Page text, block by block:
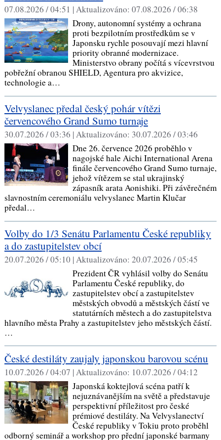
07.08.2026 / 04:51 |Aktualizováno: 07.08.2026 / 06:38
Drony, autonomní systémy a ochrana
proti bezpilotním prostředkům se v
Japonsku rychle posouvají mezi hlavní
priority obranné modernizace.
Ministerstvo obrany počítá s vícevrstvou
pobřežní obranou SHIELD, Agentura pro akvizice,
technologie a…
Velvyslanec předal český pohár vítězi
červencového Grand Sumo turnaje
30.07.2026 / 03:36 |Aktualizováno: 30.07.2026 / 03:46
Dne 26. července 2026 proběhlo v
nagojské hale Aichi International Arena
finále červencového Grand Sumo turnaje,
jehož vítězem se stal ukrajinský
zápasník arata Aonishiki. Při závěrečném
slavnostním ceremoniálu velvyslanec Martin Klučar
předal…
Volby do 1/3 Senátu Parlamentu České republiky
a do zastupitelstev obcí
20.07.2026 / 05:10 |Aktualizováno: 20.07.2026 / 05:45
Prezident ČR vyhlásil volby do Senátu
Parlamentu České republiky, do
zastupitelstev obcí a zastupitelstev
městských obvodů a městských částí ve
statutárních městech a do zastupitelstva
hlavního města Prahy a zastupitelstev jeho městských částí.
…
České destiláty zaujaly japonskou barovou scénu
10.07.2026 / 04:07 |Aktualizováno: 10.07.2026 / 04:12
Japonská koktejlová scéna patří k
nejuznávanějším na světě a představuje
perspektivní příležitost pro české
prémiové destiláty. Na Velvyslanectví
České republiky v Tokiu proto proběhl
odborný seminář a workshop pro přední japonské barmany